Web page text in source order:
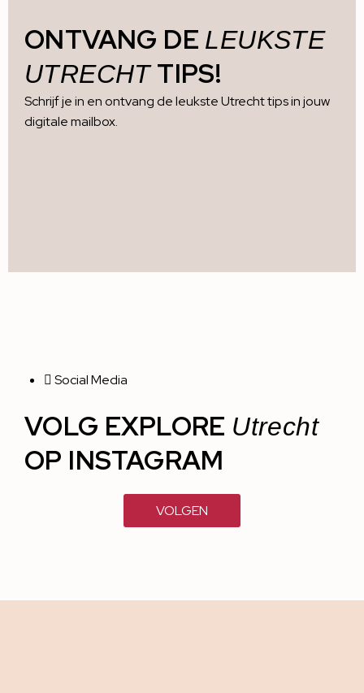
ONTVANG DE LEUKSTE
UTRECHTTIPS!
Schrijf je in en ontvang de leukste Utrecht tips in jouw
digitale mailbox.
Social Media
VOLG EXPLORE Utrecht
OP INSTAGRAM
VOLGEN